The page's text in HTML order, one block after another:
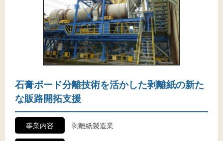
石膏ボード分離技術を活かした剥離紙の新た
な販路開拓支援
事業内容 剥離紙製造業